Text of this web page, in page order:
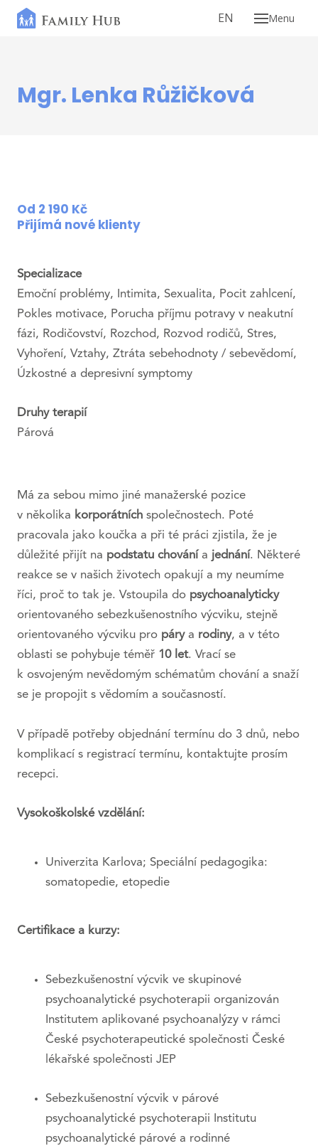
Menu
CS
EN
Blog
Mgr. Lenka Růžičková
Od 2 190 Kč
Přijímá nové klienty
Specializace
Emoční problémy, Intimita, Sexualita, Pocit zahlcení,
Pokles motivace, Porucha příjmu potravy v neakutní
fázi, Rodičovství, Rozchod, Rozvod rodičů, Stres,
Vyhoření, Vztahy, Ztráta sebehodnoty / sebevědomí,
Úzkostné a depresivní symptomy
Druhy terapií
Párová
Má za sebou mimo jiné manažerské pozice
v několika korporátních společnostech. Poté
pracovala jako koučka a při té práci zjistila, že je
důležité přijít na podstatu chování a jednání. Některé
reakce se v našich životech opakují a my neumíme
říci, proč to tak je. Vstoupila do psychoanalyticky
orientovaného sebezkušenostního výcviku, stejně
orientovaného výcviku pro párya rodiny, a v této
oblasti se pohybuje téměř 10 let. Vrací se
k osvojeným nevědomým schématům chování a snaží
se je propojit s vědomím a současností.
V případě potřeby objednání termínu do 3 dnů, nebo
komplikací s registrací termínu, kontaktujte prosím
recepci.
Vysokoškolské vzdělání:
Univerzita Karlova; Speciální pedagogika:
somatopedie, etopedie
Certifikace a kurzy:
Sebezkušenostní výcvik ve skupinové
psychoanalytické psychoterapii organizován
Institutem aplikované psychoanalýzy v rámci
České psychoterapeutické společnosti České
lékařské společnosti JEP
Sebezkušenostní výcvik v párové
psychoanalytické psychoterapii Institutu
psychoanalytické párové a rodinné